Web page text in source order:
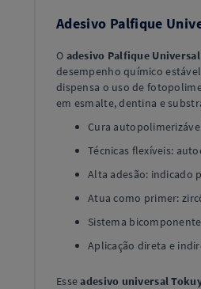
Adesivo Palfique
O adesivo Palfique
desempenho químico
dispensa o uso de
em esmalte, dentina e
Cura
Técnicas flexíveis:
Alta adesão: indicado
Atua como primer:
Sistema
Aplicação direta e
Esseadesivo universal